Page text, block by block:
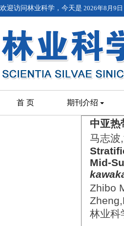
欢迎访问林业科学，今天是 2026年8月9日
首 页 期刊介绍
中亚
马志波
Mid-
Zhibo
林业科